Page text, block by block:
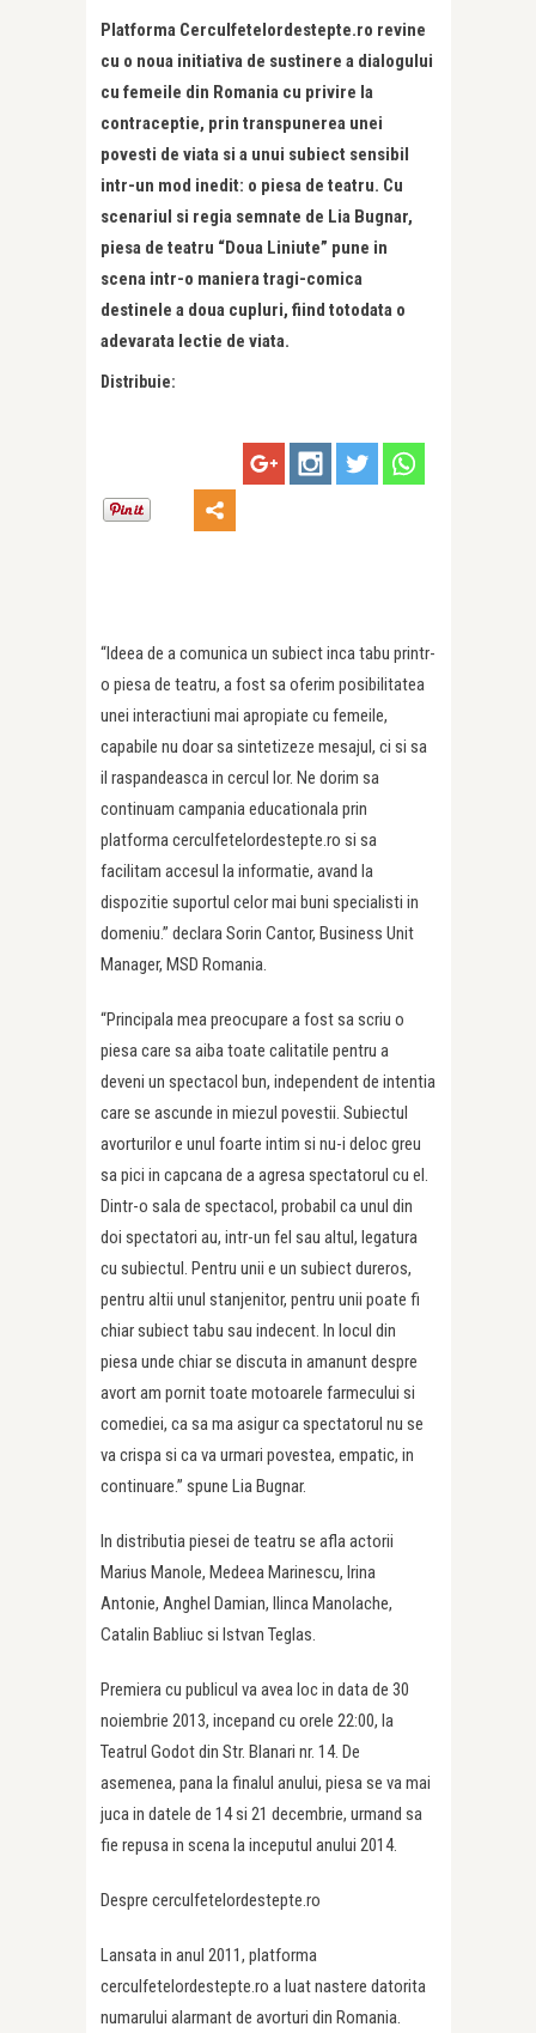
Platforma Cerculfetelordestepte.ro revine
cu o noua initiativa de sustinere a dialogului
cu femeile din Romania cu privire la
contraceptie, prin transpunerea unei
povesti de viata si a unui subiect sensibil
intr-un mod inedit: o piesa de teatru. Cu
scenariul si regia semnate de Lia Bugnar,
piesa de teatru “Doua Liniute” pune in
scena intr-o maniera tragi-comica
destinele a doua cupluri, fiind totodata o
adevarata lectie de viata.
Distribuie:
“Ideea de a comunica un subiect inca tabu printr-
o piesa de teatru, a fost sa oferim posibilitatea
unei interactiuni mai apropiate cu femeile,
capabile nu doar sa sintetizeze mesajul, ci si sa
il raspandeasca in cercul lor. Ne dorim sa
continuam campania educationala prin
platforma cerculfetelordestepte.ro si sa
facilitam accesul la informatie, avand la
dispozitie suportul celor mai buni specialisti in
domeniu.” declara Sorin Cantor, Business Unit
Manager, MSD Romania.
“Principala mea preocupare a fost sa scriu o
piesa care sa aiba toate calitatile pentru a
deveni un spectacol bun, independent de intentia
care se ascunde in miezul povestii. Subiectul
avorturilor e unul foarte intim si nu-i deloc greu
sa pici in capcana de a agresa spectatorul cu el.
Dintr-o sala de spectacol, probabil ca unul din
doi spectatori au, intr-un fel sau altul, legatura
cu subiectul. Pentru unii e un subiect dureros,
pentru altii unul stanjenitor, pentru unii poate fi
chiar subiect tabu sau indecent. In locul din
piesa unde chiar se discuta in amanunt despre
avort am pornit toate motoarele farmecului si
comediei, ca sa ma asigur ca spectatorul nu se
va crispa si ca va urmari povestea, empatic, in
continuare.” spune Lia Bugnar.
In distributia piesei de teatru se afla actorii
Marius Manole, Medeea Marinescu, Irina
Antonie, Anghel Damian, Ilinca Manolache,
Catalin Babliuc si Istvan Teglas.
Premiera cu publicul va avea loc in data de 30
noiembrie 2013, incepand cu orele 22:00, la
Teatrul Godot din Str. Blanari nr. 14. De
asemenea, pana la finalul anului, piesa se va mai
juca in datele de 14 si 21 decembrie, urmand sa
fie repusa in scena la inceputul anului 2014.
Despre cerculfetelordestepte.ro
Lansata in anul 2011, platforma
cerculfetelordestepte.ro a luat nastere datorita
numarului alarmant de avorturi din Romania.